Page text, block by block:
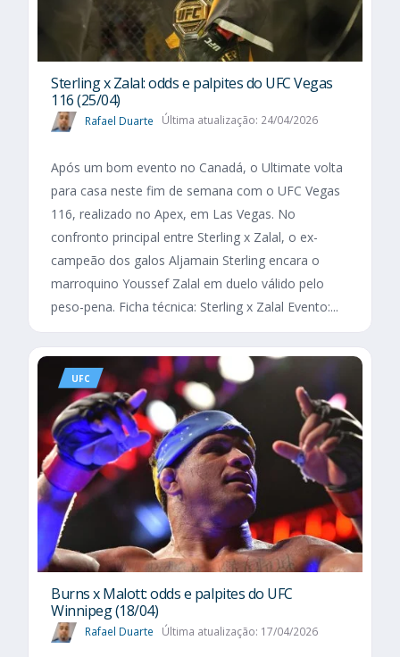
Sterling x Zalal: odds e palpites do UFC Vegas
116 (25/04)
Rafael Duarte Última atualização: 24/04/2026
Após um bom evento no Canadá, o Ultimate volta
para casa neste fim de semana com o UFC Vegas
116, realizado no Apex, em Las Vegas. No
confronto principal entre Sterling x Zalal, o ex-
campeão dos galos Aljamain Sterling encara o
marroquino Youssef Zalal em duelo válido pelo
peso-pena. Ficha técnica: Sterling x Zalal Evento:...
UFC
Burns x Malott: odds e palpites do UFC
Winnipeg (18/04)
Rafael Duarte Última atualização: 17/04/2026